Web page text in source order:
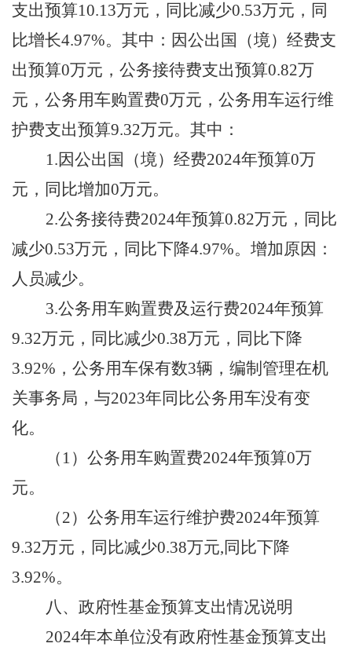
支出预算10.13万元，同比减少0.53万元，同
比增长4.97%。其中：因公出国（境）经费支
出预算0万元，公务接待费支出预算0.82万
元，公务用车购置费0万元，公务用车运行维
护费支出预算9.32万元。其中：
1.因公出国（境）经费2024年预算0万
元，同比增加0万元。
2.公务接待费2024年预算0.82万元，同比
减少0.53万元，同比下降4.97%。增加原因：
人员减少。
3.公务用车购置费及运行费2024年预算
9.32万元，同比减少0.38万元，同比下降
3.92%，公务用车保有数3辆 ， 编制管理在机
关事务局，与2023年同比公务用车没有变
化。
（ 1）公务用车购置费2024年预算0万
元。
（2）公务用车运行维护费2024年预算
9.32万元，同比减少0.38万元,同比下降
3.92%。
八、 政府性基金预算支出情况说明
2024年本单位没有政府性基金预算支出